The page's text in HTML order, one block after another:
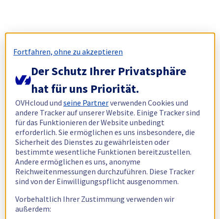
Fortfahren, ohne zu akzeptieren
Der Schutz Ihrer Privatsphäre
hat für uns Priorität.
OVHcloud undseine Partnerverwenden Cookies und
andere Tracker auf unserer Website. Einige Tracker sind
für das Funktionieren der Website unbedingt
erforderlich. Sie ermöglichen es uns insbesondere, die
Sicherheit des Dienstes zu gewährleisten oder
bestimmte wesentliche Funktionen bereitzustellen.
Andere ermöglichen es uns, anonyme
Reichweitenmessungen durchzuführen. Diese Tracker
sind von der Einwilligungspflicht ausgenommen.
Vorbehaltlich Ihrer Zustimmung verwenden wir
außerdem: